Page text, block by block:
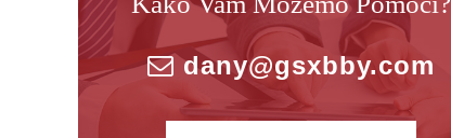
dany@gsxbby.com